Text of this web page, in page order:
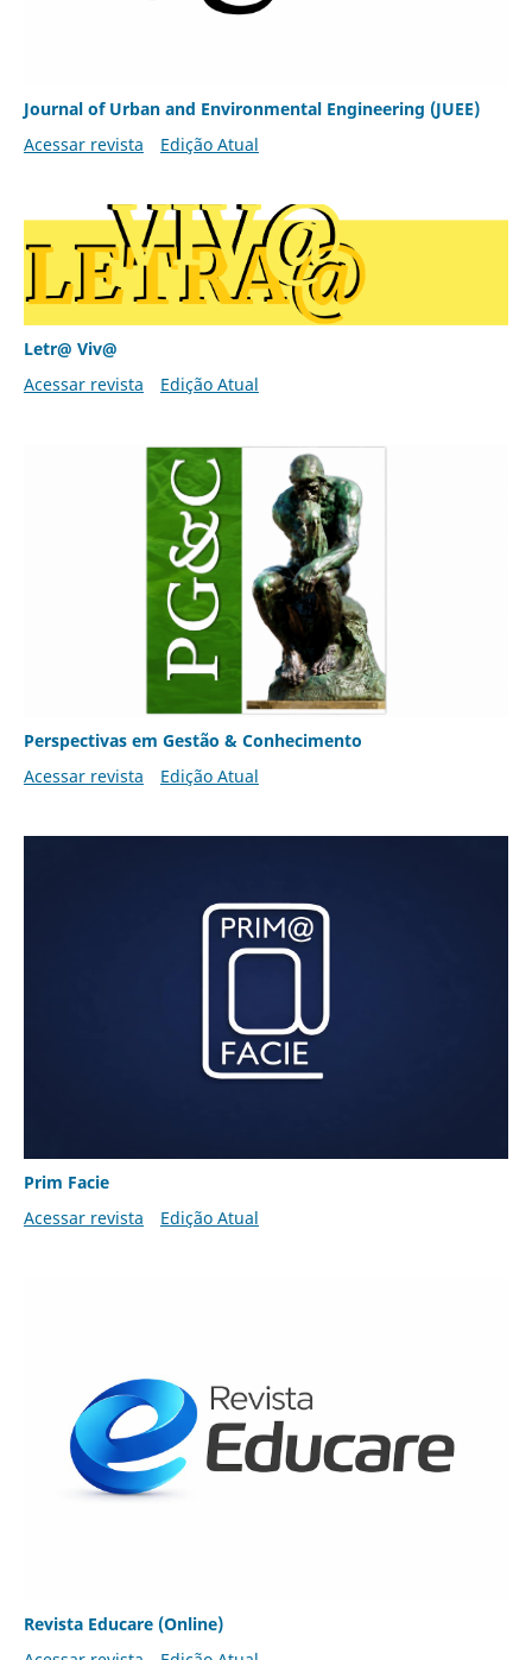
Journal of Urban and Environmental Engineering (JUEE)
Acessar revista
Edição Atual
Letr@ Viv@
Acessar revista
Edição Atual
Perspectivas em Gestão & Conhecimento
Acessar revista
Edição Atual
Prim Facie
Acessar revista
Edição Atual
Revista Educare (Online)